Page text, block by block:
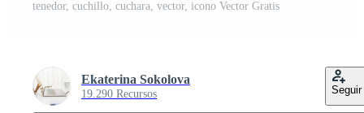
tenedor, cuchillo, cuchara, vector, icono Vector Gratis
Ekaterina Sokolova
19.290 Recursos Seguir